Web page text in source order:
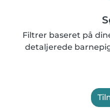
Filtrer baseret på
detaljerede